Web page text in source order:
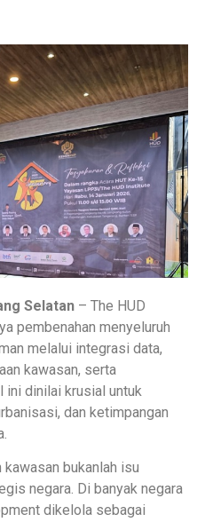
Selatan – The HUD
pembenahan menyeluruh
melalui integrasi data,
kawasan, serta
ini dinilai krusial untuk
dan ketimpangan
kawasan bukanlah isu
negara. Di banyak negara
dikelola sebagai